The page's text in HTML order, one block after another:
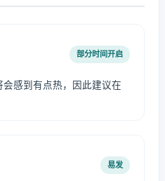
部分时间开启
感到有点热，因此建议在
易发